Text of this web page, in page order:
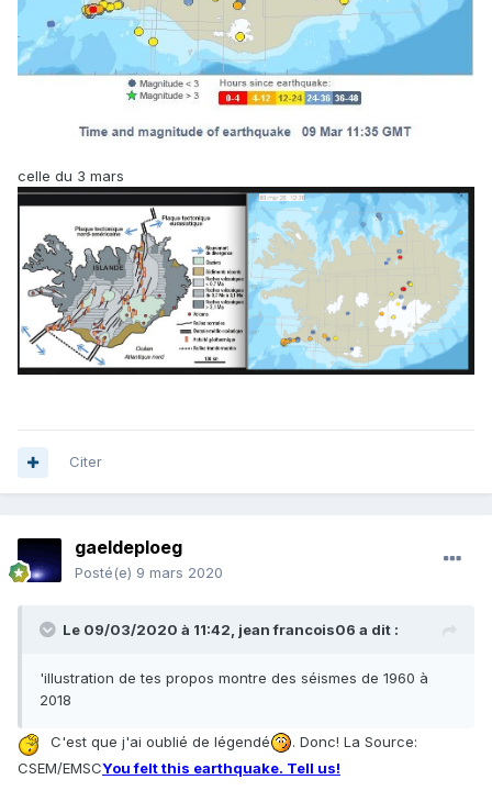
celle du 3 mars
Citer
gaeldeploeg
Posté(e) 9 mars 2020
Le 09/03/2020 à 11:42, jean francois06 a dit :
'illustration de tes propos montre des séismes de 1960 à
2018
C'est que j'ai oublié de légendé
. Donc! La Source:
CSEM/EMSCYou felt this earthquake. Tell us!